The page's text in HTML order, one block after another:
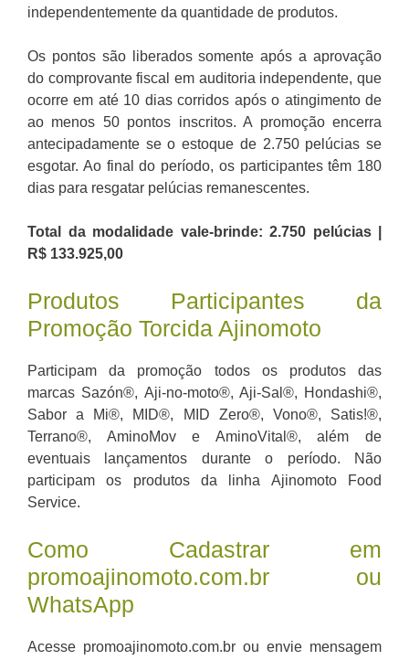
independentemente da quantidade de produtos.
Os pontos são liberados somente após a aprovação
do comprovante fiscal em auditoria independente, que
ocorre em até 10 dias corridos após o atingimento de
ao menos 50 pontos inscritos. A promoção encerra
antecipadamente se o estoque de 2.750 pelúcias se
esgotar. Ao final do período, os participantes têm 180
dias para resgatar pelúcias remanescentes.
Total da modalidade vale-brinde: 2.750 pelúcias |
R$ 133.925,00
Produtos Participantes da
Promoção Torcida Ajinomoto
Participam da promoção todos os produtos das
marcas Sazón®, Aji-no-moto®, Aji-Sal®, Hondashi®,
Sabor a Mi®, MID®, MID Zero®, Vono®, Satis!®,
Terrano®, AminoMov e AminoVital®, além de
eventuais lançamentos durante o período. Não
participam os produtos da linha Ajinomoto Food
Service.
Como Cadastrar em
promoajinomoto.com.br ou
WhatsApp
Acesse promoajinomoto.com.br ou envie mensagem